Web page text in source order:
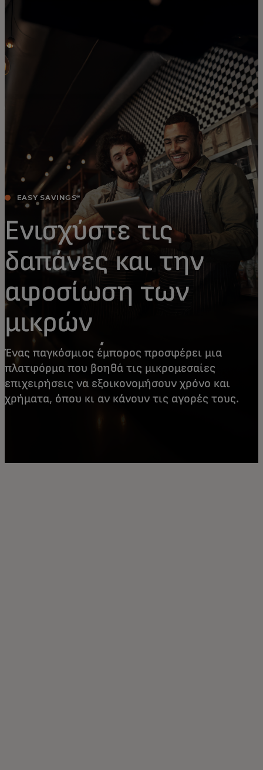
Για επιχειρήσεις
Για καινοτόμους
Νέα και τάσεις
EASY SAVINGS®
Ενισχύστε τις
δαπάνες και την
αφοσίωση των
μικρών
επιχειρήσεων
Ένας παγκόσμιος έμπορος προσφέρει μια
πλατφόρμα που βοηθά τις μικρομεσαίες
επιχειρήσεις να εξοικονομήσουν χρόνο και
χρήματα, όπου κι αν κάνουν τις αγορές τους.